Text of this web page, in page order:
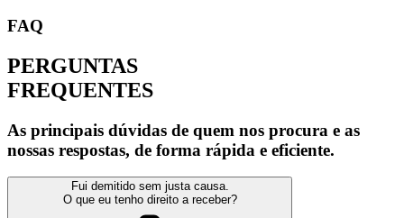
FAQ
PERGUNTAS
FREQUENTES
As principais dúvidas de quem nos procura e as
nossas respostas, de forma rápida e eficiente.
Fui demitido sem justa causa.
O que eu tenho direito a receber?